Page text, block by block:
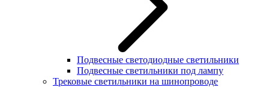
Подвесные светодиодные светильники
Подвесные светильники под лампу
Трековые светильники на шинопроводе